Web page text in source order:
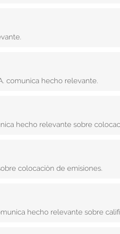
comunica hecho relevante.
hecho relevante sobre
colocaciòn de emisiones.
hecho relevante sobre